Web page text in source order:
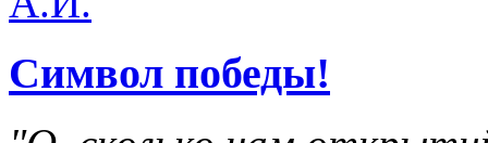
Символ победы!